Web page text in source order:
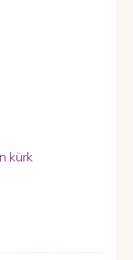
kürk